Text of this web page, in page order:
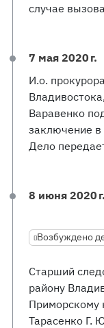
случае
7 мая 2020 г.
И.о.
Варавенко
заключение
Дело
8 июня 2020 г.
Возбуждено
Старший
району
Приморскому
Тарасенко Г.